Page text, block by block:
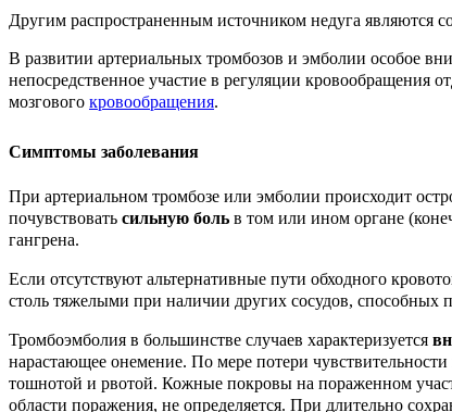
Другим распространенным источником недуга являются
В развитии артериальных тромбозов и эмболии особое
непосредственное участие в регуляции кровообращения
мозгового кровообращения.
Симптомы заболевания
При артериальном тромбозе или эмболии происходит
почувствовать сильную боль в том или ином органе
гангрена.
Если отсутствуют альтернативные пути обходного
столь тяжелыми при наличии других сосудов, способных
Тромбоэмболия в большинстве случаев характеризуется
нарастающее онемение. По мере потери
тошнотой и рвотой. Кожные покровы на пораженном
области поражения, не определяется. При длительно